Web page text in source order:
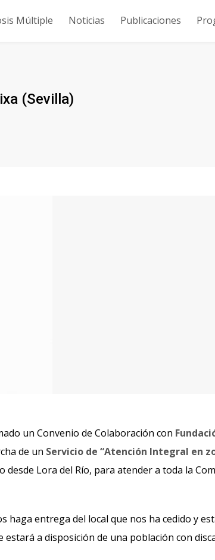
Múltiple Noticias Publicaciones
(Sevilla)
un Convenio de Colaboración con
de un Servicio de “Atención Integral en
Lora del Río, para atender a toda la
haga entrega del local que nos ha cedido y
a disposición de una población con